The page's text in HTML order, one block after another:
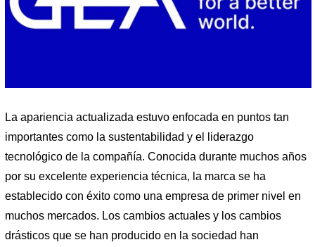
La apariencia actualizada estuvo enfocada en puntos tan
importantes como la sustentabilidad y el liderazgo
tecnológico de la compañía. Conocida durante muchos años
por su excelente experiencia técnica, la marca se ha
establecido con éxito como una empresa de primer nivel en
muchos mercados. Los cambios actuales y los cambios
drásticos que se han producido en la sociedad han